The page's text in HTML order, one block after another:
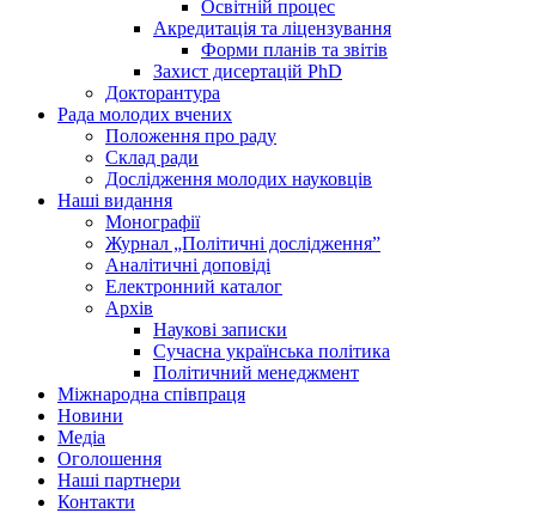
Освітній процес
Акредитація та ліцензування
Форми планів та звітів
Захист дисертацій PhD
Докторантура
Рада молодих вчених
Положення про раду
Склад ради
Дослідження молодих науковців
Наші видання
Монографії
Журнал „Політичні дослідження”
Аналітичні доповіді
Електронний каталог
Архів
Наукові записки
Сучасна українська політика
Політичний менеджмент
Міжнародна співпраця
Новини
Медіa
Оголошення
Наші партнери
Контакти